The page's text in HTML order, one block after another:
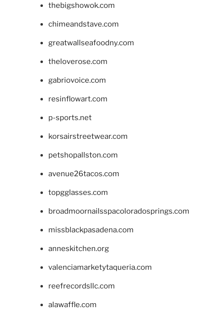
thebigshowok.com
chimeandstave.com
greatwallseafoodny.com
theloverose.com
gabriovoice.com
resinflowart.com
p-sports.net
korsairstreetwear.com
petshopallston.com
avenue26tacos.com
topgglasses.com
broadmoornailsspacoloradosprings.com
missblackpasadena.com
anneskitchen.org
valenciamarketytaqueria.com
reefrecordsllc.com
alawaffle.com